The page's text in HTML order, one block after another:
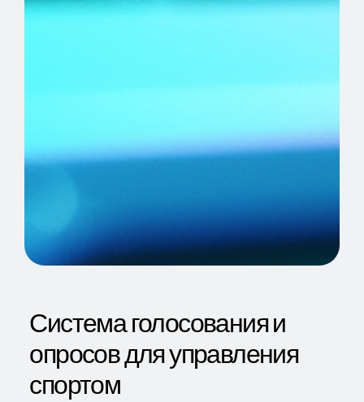
Система голосования и
опросов для управления
спортом